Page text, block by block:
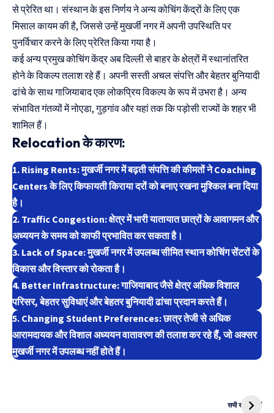
से प्रेरित था। संस्थान के इस निर्णय ने अन्य कोचिंग केंद्रों के लिए एक
मिसाल कायम की है, जिससे उन्हें मुखर्जी नगर में अपनी उपस्थिति पर
पुनर्विचार करने के लिए प्रेरित किया गया है।
कई अन्य प्रमुख कोचिंग केंद्र अब दिल्ली से बाहर के क्षेत्रों में स्थानांतरित
होने के विकल्प तलाश रहे हैं। अपनी सस्ती अचल संपत्ति और बेहतर बुनियादी
ढांचे के साथ गाजियाबाद एक लोकप्रिय विकल्प के रूप में उभरा है। अन्य
संभावित गंतव्यों में नोएडा, गुड़गांव और यहां तक ​​कि पड़ोसी राज्यों के शहर भी
शामिल हैं।
Relocation के कारण:
1. Rising Rents: मुखर्जी नगर में बढ़ती संपत्ति की कीमतों ने Coaching
Centers के लिए किफायती किराया दरों को बनाए रखना मुश्किल बना दिया
है।
2. Traffic Congestion: क्षेत्र में भारी यातायात छात्रों के आवागमन और
अध्ययन के समय को काफी प्रभावित कर सकता है।
3. Lack of Space: मुखर्जी नगर में उपलब्ध सीमित स्थान कोचिंग सेंटरों के
विकास और विस्तार को रोकता है।
4. Better Infrastructure: गाजियाबाद जैसे क्षेत्र अधिक विशाल
परिसर, बेहतर सुविधाएं और बेहतर बुनियादी ढांचा प्रदान करते हैं।
5. Changing Student Preferences: छात्र तेजी से अधिक
आरामदायक और विशाल अध्ययन वातावरण की तलाश कर रहे हैं, जो अक्सर
मुखर्जी नगर में उपलब्ध नहीं होते हैं।
सभी स्टोरी देखें
Kanya Vivah